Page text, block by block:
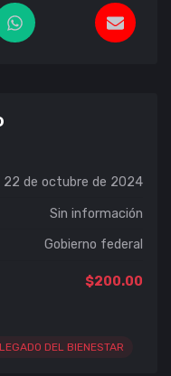
22 de octubre de 2024
Sin información
Gobierno federal
$200.00
DEL BIENESTAR